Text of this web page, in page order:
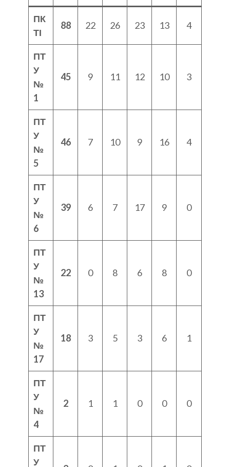
ПК
ТІ
88 22 26 23 13 4
ПТ
У
№
1
45 9 11 12 10 3
ПТ
У
№
5
46 7 10 9 16 4
ПТ
У
№
6
39 6 7 17 9 0
ПТ
У
№
13
22 0 8 6 8 0
ПТ
У
№
17
18 3 5 3 6 1
ПТ
У
№
4
2 1 1 0 0 0
ПТ
У